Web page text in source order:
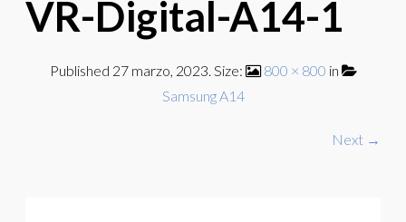
VR-Digital-A14-1
Published 27 marzo, 2023. Size: 800 × 800 in
Samsung A14
Next →